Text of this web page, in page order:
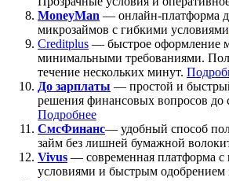
MoneyMan — онлайн-платформа
микрозаймов с гибкими
Creditplus — быстрое оформление
минимальными требованиями.
течение нескольких минут.
До зарплаты — простой и
решения финансовых вопросов до
Подробнее
СмсФинанс— удобный способ
займ без лишней бумажной
Vivus — современная платформа с
условиями и быстрым одобрением